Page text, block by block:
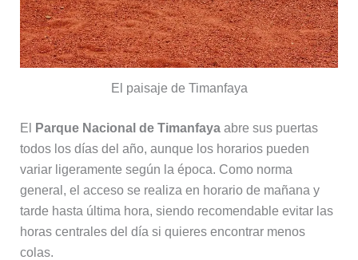
El paisaje de Timanfaya
El Parque Nacional de Timanfayaabre sus puertas
todos los días del año, aunque los horarios pueden
variar ligeramente según la época. Como norma
general, el acceso se realiza en horario de mañana y
tarde hasta última hora, siendo recomendable evitar las
horas centrales del día si quieres encontrar menos
colas.